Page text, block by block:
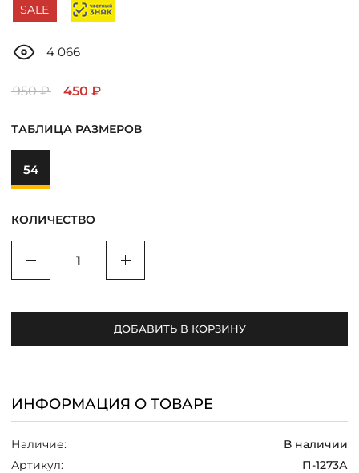
МОСКВА
+7 (800) 511-35-10
MANAGER@DSTREND.RU
SALE
4 066
950 ₽ 450 ₽
ТАБЛИЦА РАЗМЕРОВ
54
КОЛИЧЕСТВО
Уменьшить Увеличить
ДОБАВИТЬ В КОРЗИНУ
ИНФОРМАЦИЯ О ТОВАРЕ
Наличие:
В наличии
Артикул:
П-1273А